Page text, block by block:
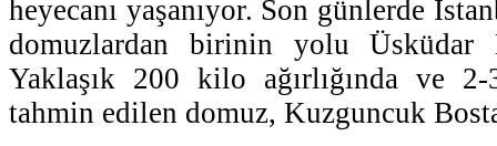
heyecanı yaşanıyor. Son günlerde
domuzlardan birinin yolu Üsküdar
Yaklaşık 200 kilo ağırlığında ve
tahmin edilen domuz, Kuzguncuk